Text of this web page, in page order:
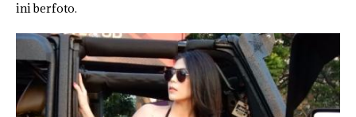
ini berfoto.